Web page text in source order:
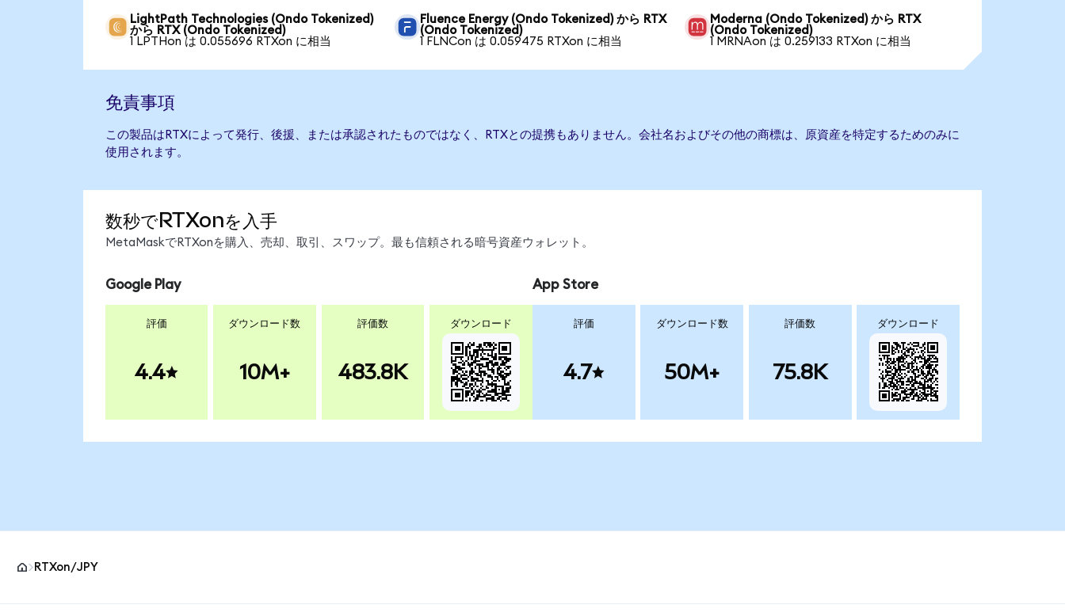
LightPath Technologies (Ondo Tokenized)
から RTX (Ondo Tokenized)
1 LPTHon は 0.055696 RTXon に相当
Fluence Energy (Ondo Tokenized) から RTX
(Ondo Tokenized)
1 FLNCon は 0.059475 RTXon に相当
Moderna (Ondo Tokenized) から RTX
(Ondo Tokenized)
1 MRNAon は 0.259133 RTXon に相当
免責事項
この製品はRTXによって発行、後援、または承認されたものではなく、RTXとの提携もありません。会社名およびその他の商標は、原資産を特定するためのみに
使用されます。
数秒でRTXonを入手
MetaMaskでRTXonを購入、売却、取引、スワップ。最も信頼される暗号資産ウォレット。
Google Play
評価
4.4
ダウンロード数
10M+
評価数
483.8K
ダウンロード
App Store
評価
4.7
ダウンロード数
50M+
評価数
75.8K
ダウンロード
RTXon/JPY